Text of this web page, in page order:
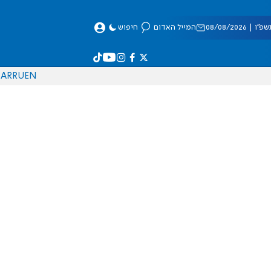
08/2026 המייל האדום חיפוש
EN
RU
AR